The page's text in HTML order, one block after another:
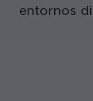
entornos